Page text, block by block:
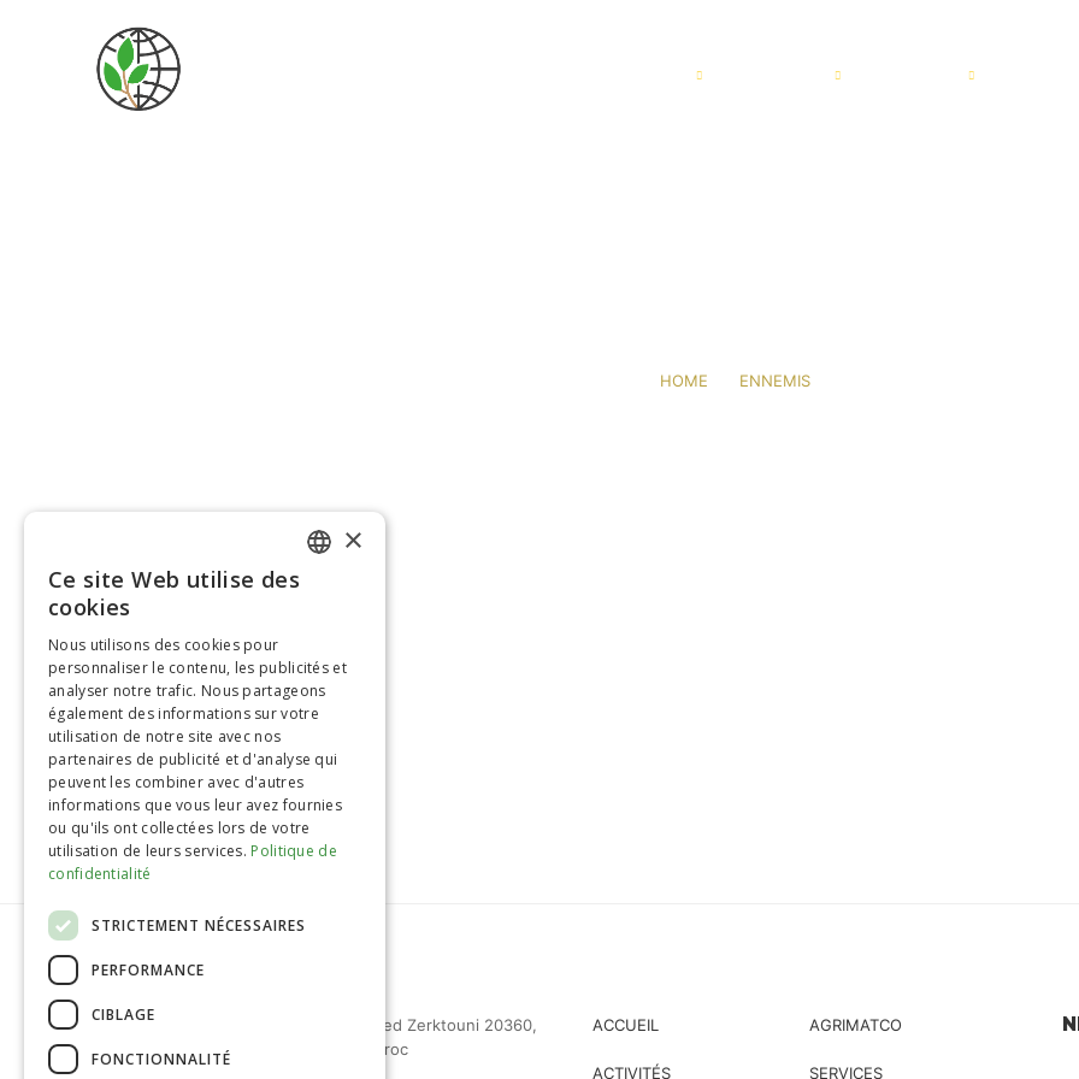
HOME ENNEMIS
>> Retour à la page Produits
27 bd Mohammed Zerktouni 20360,
Casablanca, Maroc
ACCUEIL AGRIMATCO
ACTIVITÉS SERVICES
×
Ce site Web utilise des
cookies
Nous utilisons des cookies pour
personnaliser le contenu, les publicités et
analyser notre trafic. Nous partageons
également des informations sur votre
utilisation de notre site avec nos
partenaires de publicité et d'analyse qui
peuvent les combiner avec d'autres
informations que vous leur avez fournies
ou qu'ils ont collectées lors de votre
utilisation de leurs services. Politique de
confidentialité
STRICTEMENT NÉCESSAIRES
PERFORMANCE
CIBLAGE
FONCTIONNALITÉ